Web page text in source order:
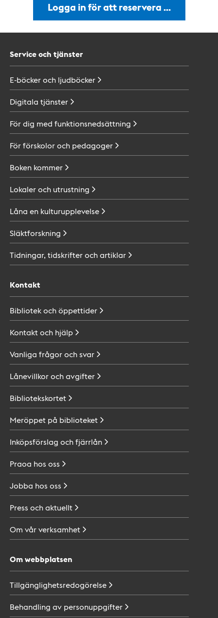
Logga in för att reservera …
Service och tjänster
E-böcker och ljudböcker
Digitala tjänster
För dig med funktionsnedsättning
För förskolor och pedagoger
Boken kommer
Lokaler och utrustning
Låna en kulturupplevelse
Släktforskning
Tidningar, tidskrifter ochartiklar
Kontakt
Bibliotek ochöppettider
Kontakt och hjälp
Vanliga frågor ochsvar
Lånevillkor ochavgifter
Bibliotekskortet
Meröppet på biblioteket
Inköpsförslag ochfjärrlån
Praoa hos oss
Jobba hos oss
Press ochaktuellt
Om vårverksamhet
Om webbplatsen
Tillgänglighetsredogörelse
Behandling av personuppgifter